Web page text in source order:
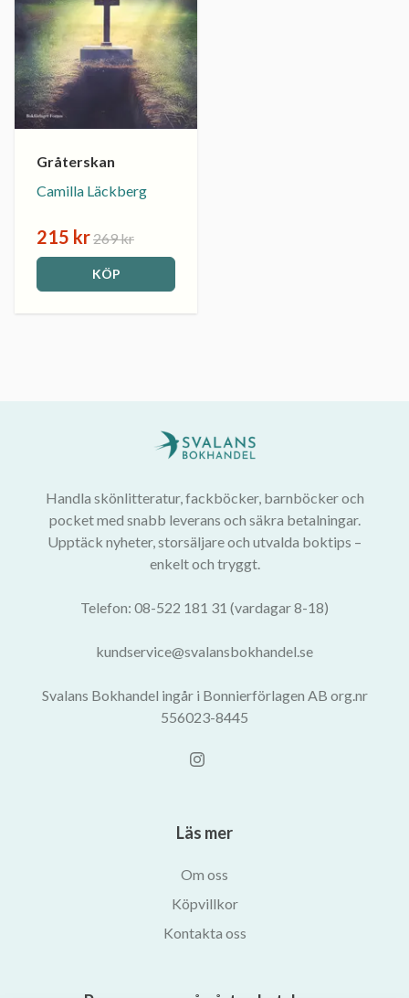
Gråterskan
Camilla Läckberg
215 kr269 kr
KÖP
Handla skönlitteratur, fackböcker, barnböcker och
pocket med snabb leverans och säkra betalningar.
Upptäck nyheter, storsäljare och utvalda boktips –
enkelt och tryggt.
Telefon: 08-522 181 31 (vardagar 8-18)
kundservice@svalansbokhandel.se
Svalans Bokhandel ingår i Bonnierförlagen AB org.nr
556023-8445
Läs mer
Om oss
Köpvillkor
Kontakta oss